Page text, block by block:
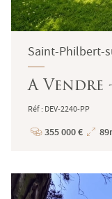
Saint-Philbert-
A Vendre
Réf : DEV-2240-PP
Prix
355 000 €